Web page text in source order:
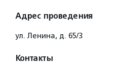
Адрес проведения
ул. Ленина, д. 65/3
Контакты